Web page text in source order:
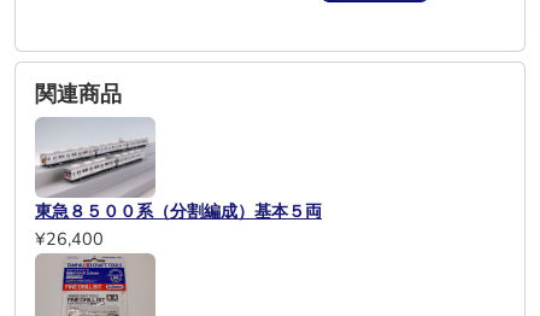
関連商品
東急８５００系（分割編成）基本５両
¥26,400